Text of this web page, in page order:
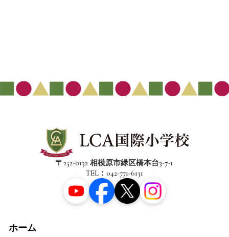
〒252-0132 相模原市緑区橋本台3-7-1
TEL：042-771-6131
ホーム